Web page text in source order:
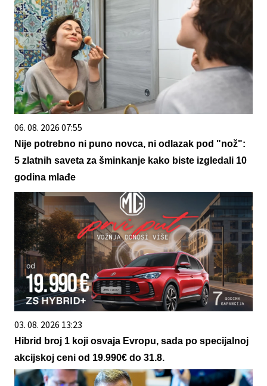
06. 08. 2026 07:55
Nije potrebno ni puno novca, ni odlazak pod "nož":
5 zlatnih saveta za šminkanje kako biste izgledali 10
godina mlađe
03. 08. 2026 13:23
Hibrid broj 1 koji osvaja Evropu, sada po specijalnoj
akcijskoj ceni od 19.990€ do 31.8.